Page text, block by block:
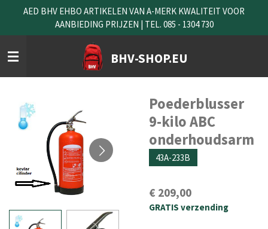
naar
de
hoofdinhoud
BHV-SHOP.EU
AED BHV EHBO ARTIKELEN VAN A-MERK KWALITEIT VOOR
AANBIEDING PRIJZEN | TEL. 085 - 1304 730
Poederblusser
9-kilo ABC
onderhoudsarm
43A-233B
€ 209,00
GRATIS verzending